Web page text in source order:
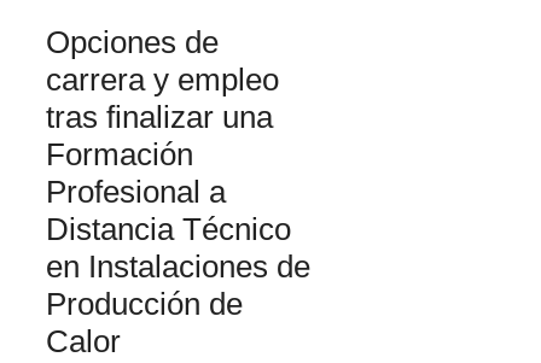
Opciones de
carrera y empleo
tras finalizar una
Formación
Profesional a
Distancia Técnico
en Instalaciones de
Producción de
Calor